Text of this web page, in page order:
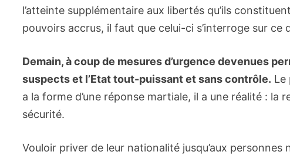
l’atteinte supplémentaire aux libertés qu’ils
pouvoirs accrus, il faut que celui-ci s’interroge sur ce
Demain, à coup de mesures d’urgence devenues
suspects et l’Etat tout-puissant et sans contrôle. Le
a la forme d’une réponse martiale, il a une réalité :
sécurité.
Vouloir priver de leur nationalité jusqu’aux personnes